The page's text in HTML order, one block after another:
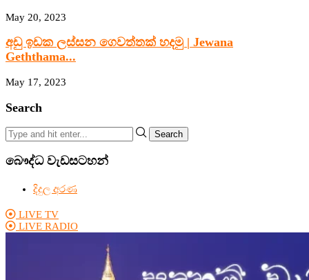
May 20, 2023
අඩු ඉඩක ලස්සන ගෙවත්තක් හදමු | Jewana
Geththama...
May 17, 2023
Search
Search
බෞද්ධ වැඩසටහන්
දිදුල අරණ
LIVE TV
LIVE RADIO